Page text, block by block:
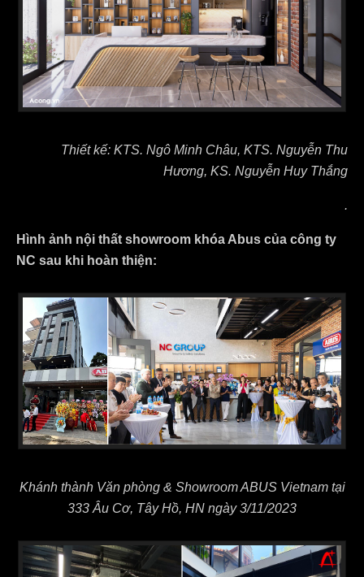
Thiết kế: KTS. Ngô Minh Châu, KTS. Nguyễn Thu
Hương, KS. Nguyễn Huy Thắng
.
Hình ảnh nội thất showroom khóa Abus của công ty
NC sau khi hoàn thiện:
Khánh thành Văn phòng & Showroom ABUS Vietnam tại
333 Âu Cơ, Tây Hồ, HN ngày 3/11/2023